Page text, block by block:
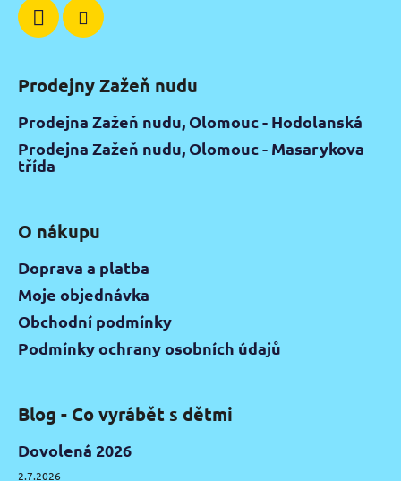
Prodejny Zažeň nudu
Prodejna Zažeň nudu, Olomouc - Hodolanská
Prodejna Zažeň nudu, Olomouc - Masarykova
třída
O nákupu
Doprava a platba
Moje objednávka
Obchodní podmínky
Podmínky ochrany osobních údajů
Blog - Co vyrábět s dětmi
Dovolená 2026
2.7.2026